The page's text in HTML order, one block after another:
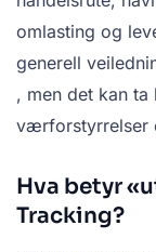
omlasting og
generell
, men det kan
værforstyrrelser
Hva betyr
Tracking?